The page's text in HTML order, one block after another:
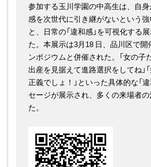
参加する玉川学園の中高生は、自
感を次世代に引き継がないという
と、日常の「違和感」を可視化する
た。本展示は3月18 日、品川区で開
ンポジウムと併催された。「女の子
出産を見据えて進路選択をしてね」
正義でしょ！」といった具体的な「
セージが展示され、多くの来場者
た。